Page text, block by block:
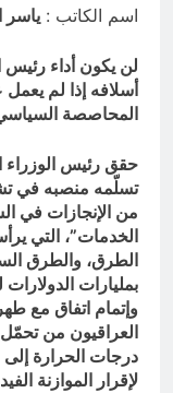
اسم الكاتب : ياسر
لن يكون أداء رئيس
أسلافه إذا لم
المحاصصة
حقق رئيس الوزراء
من الإنجازات في
الخدمات”، التي
الطرق، والطرق
بمليارات
وإتمام اتفاق مع
العراقيون من
لإقرار الموازنة